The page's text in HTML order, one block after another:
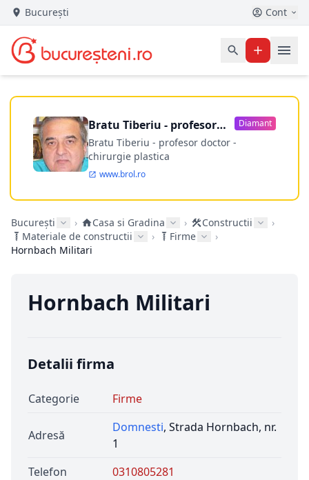
București Cont
Bratu Tiberiu - profesor
doctor
Diamant
Bratu Tiberiu - profesor doctor -
chirurgie plastica
www.brol.ro
București › Casa si Gradina › Constructii
›
Materiale de constructii
› Firme
›
Hornbach Militari
Hornbach Militari
Detalii firma
Categorie Firme
Adresă
Domnesti, Strada Hornbach, nr.
1
Telefon
0310805281